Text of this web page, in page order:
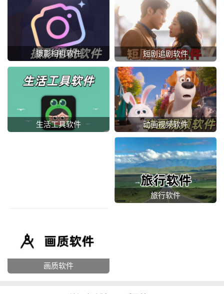
摄影相机软件 短剧追剧软件
生活工具软件 动画视频软件
旅行软件
画质软件